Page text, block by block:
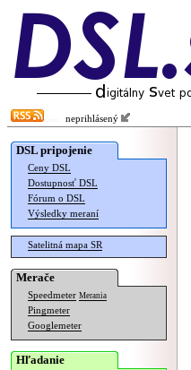
neprihlásený
DSL pripojenie
Ceny DSL
Dostupnosť DSL
Fórum o DSL
Výsledky meraní
Satelitná mapa SR
Merače
Speedmeter Merania
Pingmeter
Googlemeter
Hľadanie